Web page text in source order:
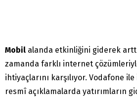
Mobil alanda etkinliğini giderek
zamanda farklı internet
ihtiyaçlarını karşılıyor. Vodafone
resmî açıklamalarda yatırımların